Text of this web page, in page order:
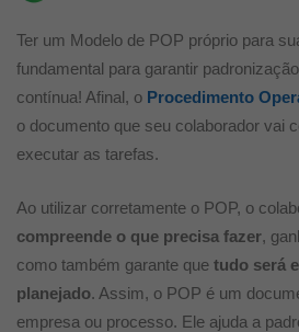
eficiente!
Ter um Modelo de POP próprio para
fundamental para garantir
contínua! Afinal, o Procedimento
o documento que seu colaborador vai
executar as tarefas.
Ao utilizar corretamente o POP, o
compreende o que precisa fazer,
como também garante que tudo será
planejado. Assim, o POP é um
empresa ou processo. Ele ajuda a